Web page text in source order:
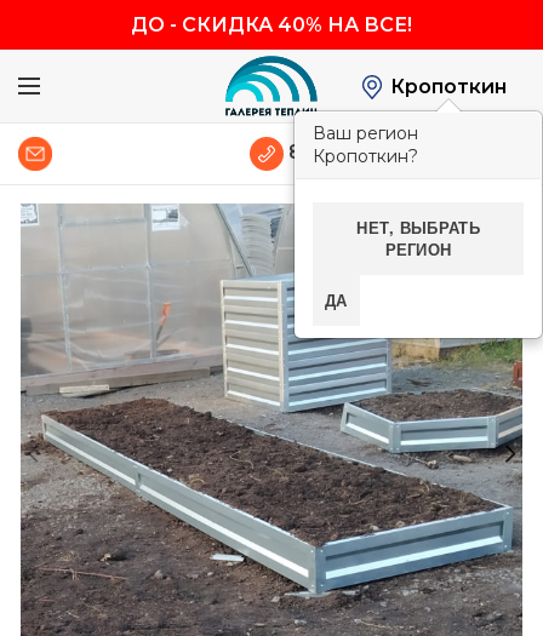
ДО - СКИДКА 40% НА ВСЕ!
Кропоткин
Ваш регион
Кропоткин?
НЕТ, ВЫБРАТЬ
РЕГИОН
ДА
8 (800) 600-83-54
-40%